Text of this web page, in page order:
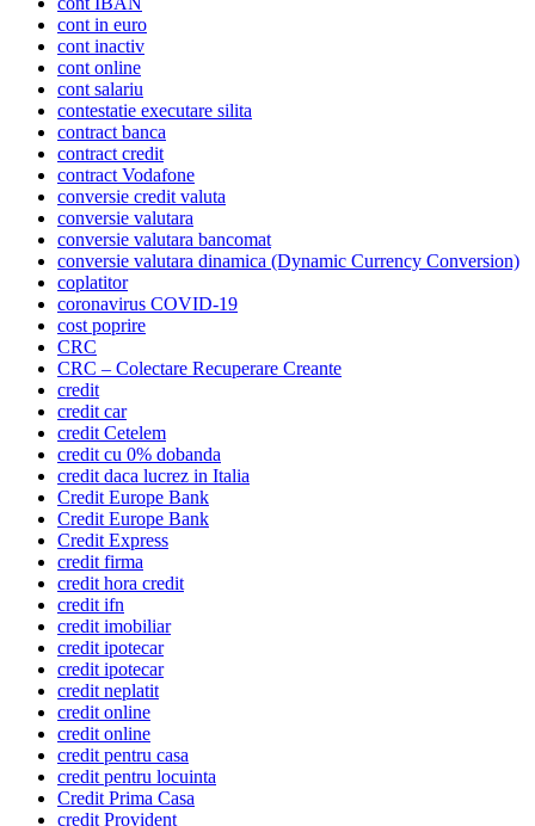
cont in euro
cont inactiv
cont online
cont salariu
contestatie executare silita
contract banca
contract credit
contract Vodafone
conversie credit valuta
conversie valutara
conversie valutara bancomat
conversie valutara dinamica (Dynamic Currency Conversion)
coplatitor
coronavirus COVID-19
cost poprire
CRC
CRC – Colectare Recuperare Creante
credit
credit car
credit Cetelem
credit cu 0% dobanda
credit daca lucrez in Italia
Credit Europe Bank
Credit Europe Bank
Credit Express
credit firma
credit hora credit
credit ifn
credit imobiliar
credit ipotecar
credit ipotecar
credit neplatit
credit online
credit online
credit pentru casa
credit pentru locuinta
Credit Prima Casa
credit Provident